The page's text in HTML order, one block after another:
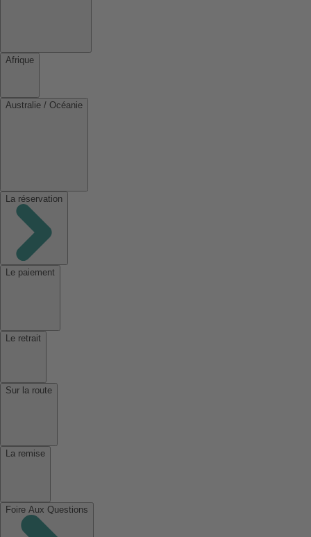
Afrique
Australie / Océanie
La réservation
Le paiement
Le retrait
Sur la route
La remise
Foire Aux Questions